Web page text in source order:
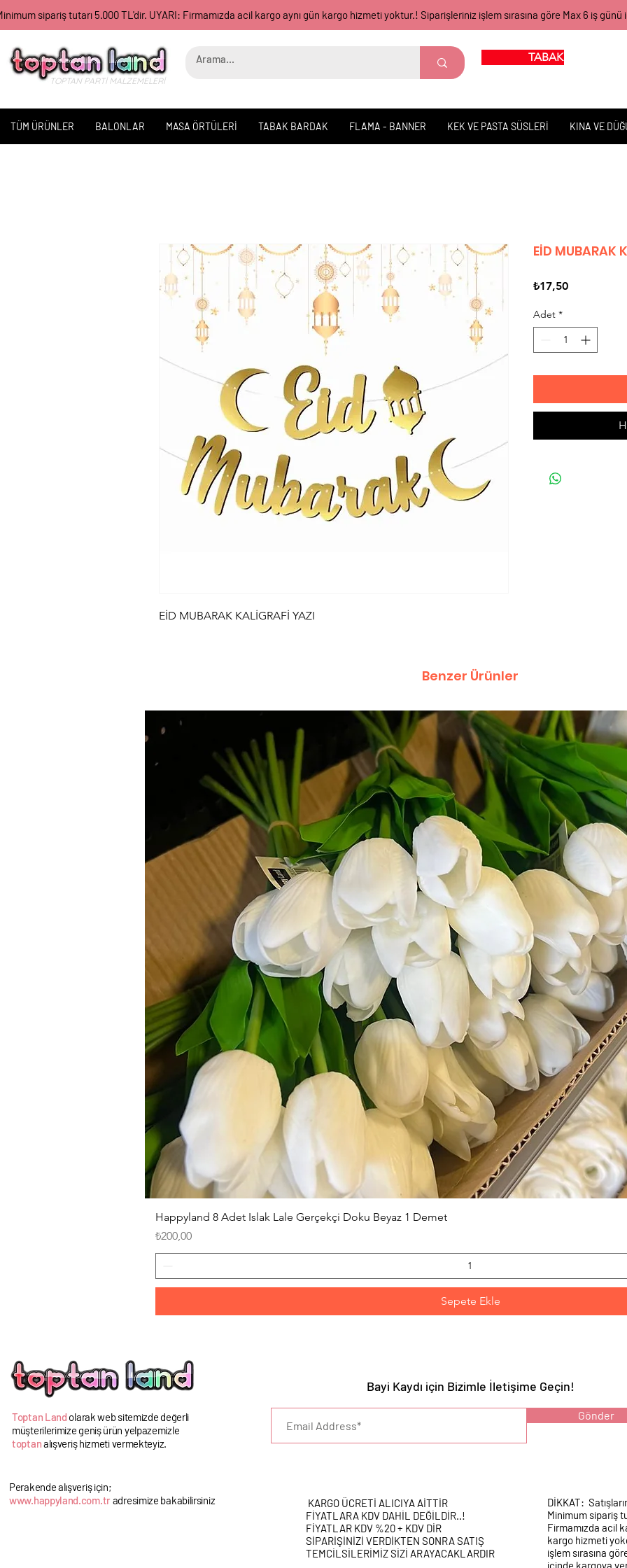
sipariş tutarı 5.000 TL'dir. UYARI: Firmamızda acil kargo aynı gün kargo hizmeti yoktur.! Siparişleriniz işlem sırasına göre Max 6 iş
TOPTAN PARTİ MALZEMELERİ
TABAK BARDAK
TÜM ÜRÜNLER BALONLAR MASA ÖRTÜLERİ TABAK BARDAK FLAMA - BANNER KEK VE PASTA SÜSLERİ KINA VE
EİD MUBARAK KALİGRAFİ YAZI
EİD MUBARAK
₺17,50Fiyat
Adet *
Benzer Ürünler
Happyland 8 Adet Islak Lale Gerçekçi Doku Beyaz 1 Demet
Fiyat
₺200,00
Sepete Ekle
Toptan Land olarak web sitemizde değerli
müşterilerimize geniş ürün yelpazemizle
toptanalışveriş hizmeti vermekteyiz.
Perakende alışveriş için;
www.happyland.com.tradresimize bakabilirsiniz
UYARI :
Bayi Kaydı için Bizimle İletişime Geçin!
Gönder
KARGO ÜCRETİ ALICIYA AİTTİR
FİYATLARA KDV DAHİL DEĞİLDİR..!
FİYATLAR KDV %20 + KDV DİR
SİPARİŞİNİZİ VERDİKTEN SONRA SATIŞ
TEMCİLSİLERİMİZ SİZİ ARAYACAKLARDIR
DİKKAT:
Minimum sipariş
Firmamızda acil
kargo hizmeti
işlem sırasına